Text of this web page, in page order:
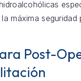
máxima seguridad
Post-